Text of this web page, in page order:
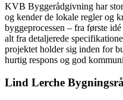
KVB Byggerådgivning har
og kender de lokale regler og
byggeprocessen – fra første
alt fra detaljerede
projektet holder sig inden for
hurtig respons og god
Lind Lerche